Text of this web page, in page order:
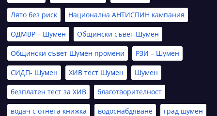
Лято без риск Национална АНТИСПИН кампания
ОДМВР – Шумен Общински съвет Шумен
Общински съвет Шумен промени РЗИ – Шумен
СИДП- Шумен ХИВ тест Шумен Шумен
безплатен тест за ХИВ благотворителност
водач с отнета книжка водоснабдяване град шумен